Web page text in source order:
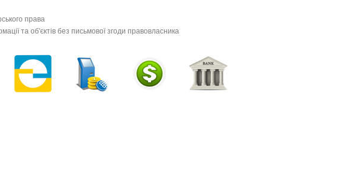
права
та об'єктів без письмової згоди правовласника